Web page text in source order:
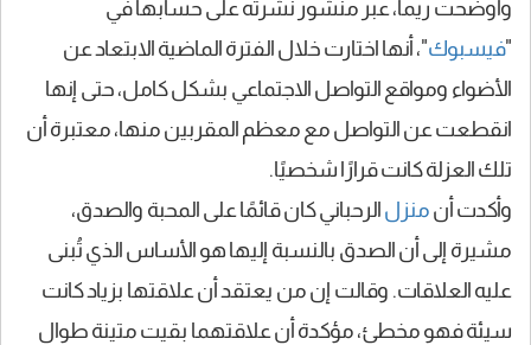
وأوضحت ريما، عبر منشور نشرته على حسابها في
"فيسبوك"، أنها اختارت خلال الفترة الماضية الابتعاد عن
الأضواء ومواقع التواصل الاجتماعي بشكل كامل، حتى إنها
انقطعت عن التواصل مع معظم المقربين منها، معتبرة أن
تلك العزلة كانت قرارًا شخصيًا.
وأكدت أن منزل الرحباني كان قائمًا على المحبة والصدق،
مشيرة إلى أن الصدق بالنسبة إليها هو الأساس الذي تُبنى
عليه العلاقات. وقالت إن من يعتقد أن علاقتها بزياد كانت
سيئة فهو مخطئ، مؤكدة أن علاقتهما بقيت متينة طوال